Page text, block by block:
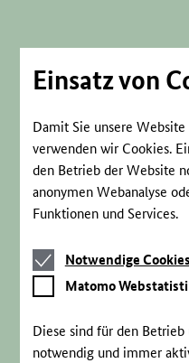
Einsatz von
Damit Sie unsere
verwenden wir Cookies.
den Betrieb der Website
anonymen Webanalyse
Funktionen und Services.
Notwendige
Cookies
Notwendige Cookies
Matomo
Webstatistik
Matomo
Diese sind für den
notwendig und immer